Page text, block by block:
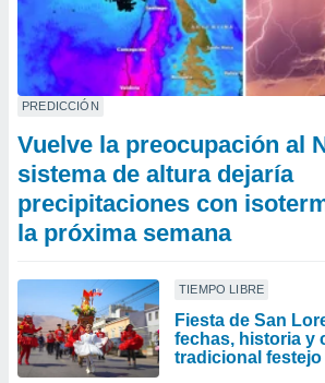
PREDICCIÓN
Vuelve la preocupación al
sistema de altura dejaría
precipitaciones con
la próxima semana
TIEMPO LIBRE
Fiesta de San
fechas, historia y
tradicional